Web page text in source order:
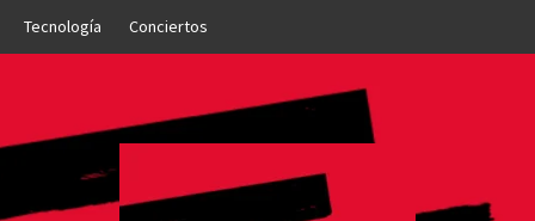
Tecnología Conciertos